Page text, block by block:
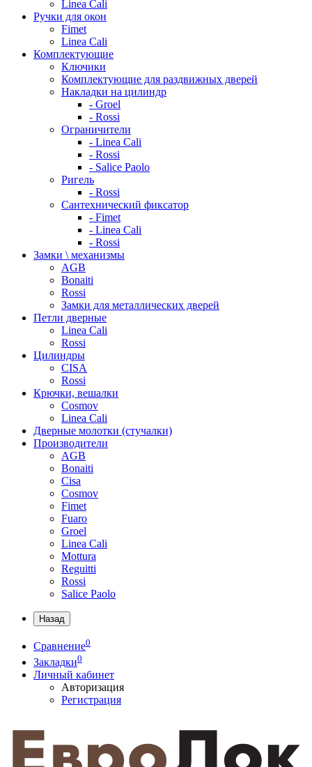
Linea Cali
Ручки для окон
Fimet
Linea Cali
Комплектующие
Ключики
Комплектующие для раздвижных дверей
Накладки на цилиндр
- Groel
- Rossi
Ограничители
- Linea Cali
- Rossi
- Salice Paolo
Ригель
- Rossi
Сантехнический фиксатор
- Fimet
- Linea Cali
- Rossi
Замки \ механизмы
AGB
Bonaiti
Rossi
Замки для металлических дверей
Петли дверные
Linea Cali
Rossi
Цилиндры
CISA
Rossi
Крючки, вешалки
Cosmov
Linea Cali
Дверные молотки (стучалки)
Производители
AGB
Bonaiti
Cisa
Cosmov
Fimet
Fuaro
Groel
Linea Cali
Mottura
Reguitti
Rossi
Salice Paolo
Назад
Сравнение0
Закладки0
Личный кабинет
Авторизация
Регистрация